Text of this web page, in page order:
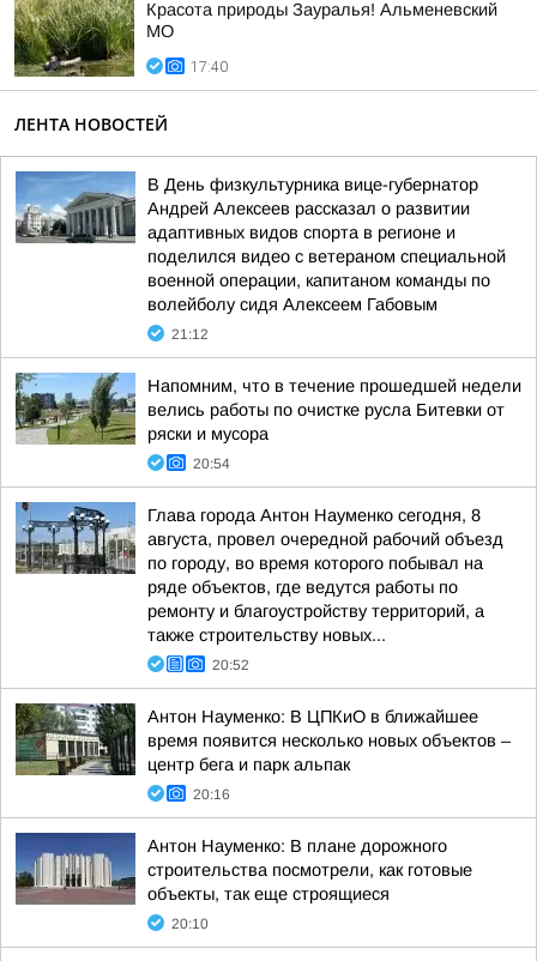
Красота природы Зауралья! Альменевский
МО
17:40
ЛЕНТА НОВОСТЕЙ
В День физкультурника вице-губернатор
Андрей Алексеев рассказал о развитии
адаптивных видов спорта в регионе и
поделился видео с ветераном специальной
военной операции, капитаном команды по
волейболу сидя Алексеем Габовым
21:12
Напомним, что в течение прошедшей недели
велись работы по очистке русла Битевки от
ряски и мусора
20:54
Глава города Антон Науменко сегодня, 8
августа, провел очередной рабочий объезд
по городу, во время которого побывал на
ряде объектов, где ведутся работы по
ремонту и благоустройству территорий, а
также строительству новых...
20:52
Антон Науменко: В ЦПКиО в ближайшее
время появится несколько новых объектов –
центр бега и парк альпак
20:16
Антон Науменко: В плане дорожного
строительства посмотрели, как готовые
объекты, так еще строящиеся
20:10